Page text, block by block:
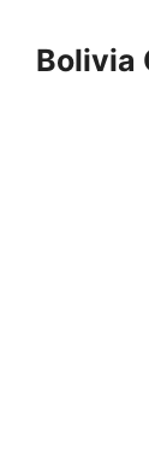
contentBolivia